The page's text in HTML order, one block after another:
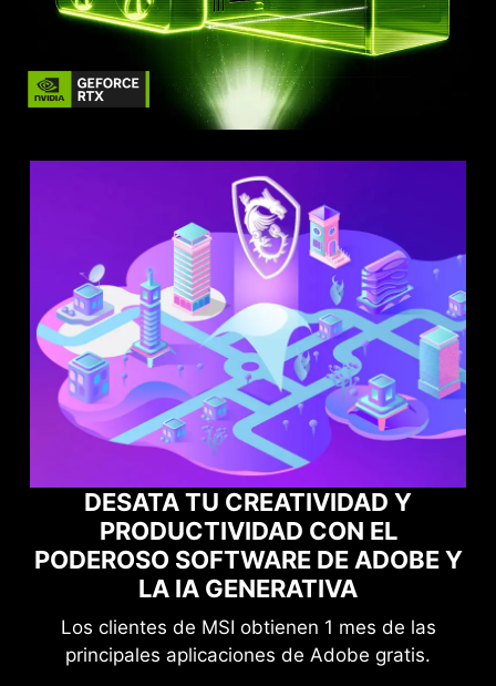
Y
ADOBE Y
mes de las
gratis.
MAXIMIZA EL RENDIMIENTO
JUEGOS CON NORTON
OPTIMIZER
Mejora tu protección sin
juego.